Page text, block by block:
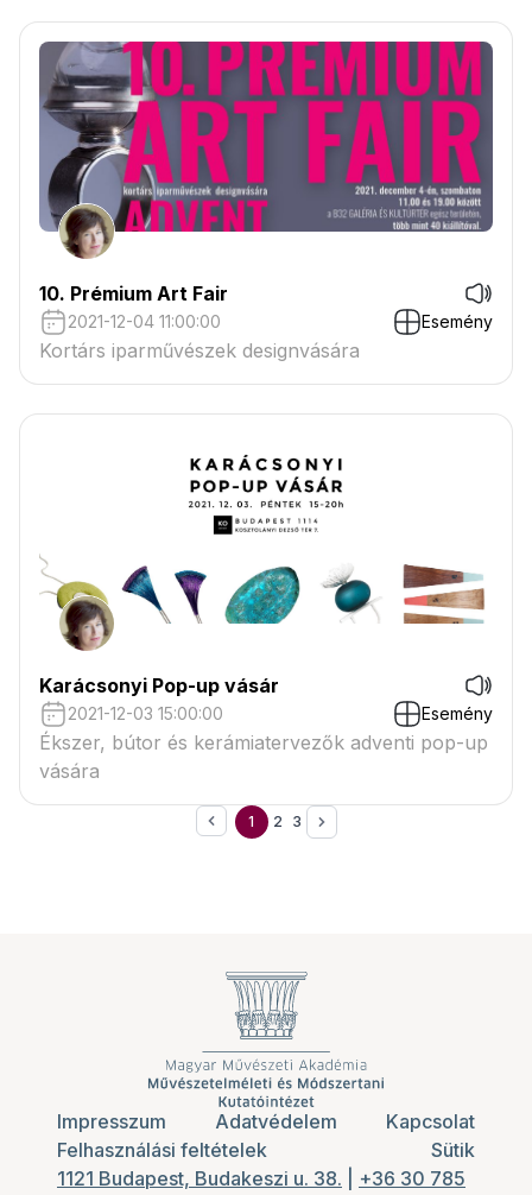
10. Prémium Art Fair
2021-12-04 11:00:00 Esemény
Kortárs iparművészek designvására
Karácsonyi Pop-up vásár
2021-12-03 15:00:00 Esemény
Ékszer, bútor és kerámiatervezők adventi pop-up
vására
1 2 3
Impresszum Adatvédelem
Kapcsolat
Felhasználási feltételek
Sütik
1121 Budapest, Budakeszi u. 38.
+36 30 785